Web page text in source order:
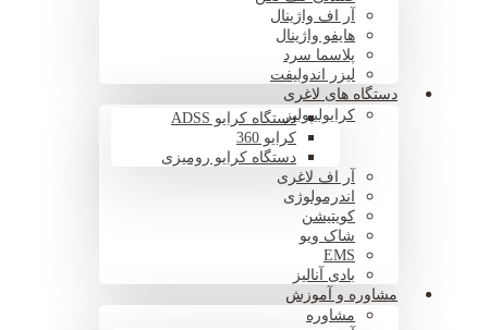
آر اف واژینال
هایفو واژینال
پلاسما سرد
لیزر اندولیفت
دستگاه های لاغری
کرایولیپولیزدستگاه کرایو ADSS
کرایو 360
دستگاه کرایو رومیزی
آر اف لاغری
اندرمولوژی
کویتیشن
شاک ویو
EMS
بادی آنالیز
مشاوره و آموزش
مشاوره